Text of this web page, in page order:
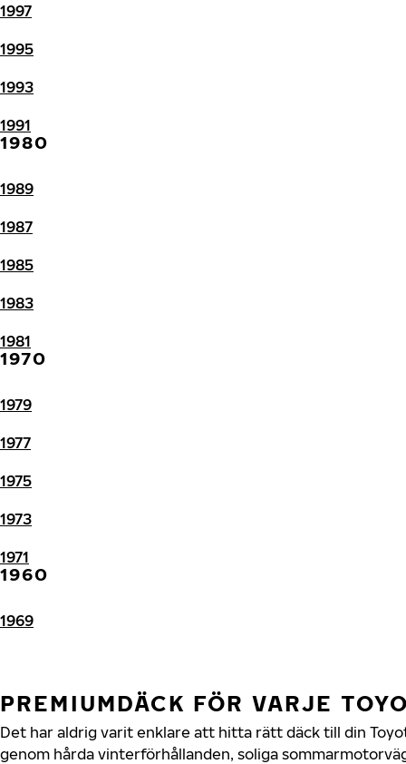
1997
1995
1993
1991
1980
1989
1987
1985
1983
1981
1970
1979
1977
1975
1973
1971
1960
1969
PREMIUMDÄCK FÖR VARJE
Det har aldrig varit enklare att hitta rätt däck till din
genom hårda vinterförhållanden, soliga